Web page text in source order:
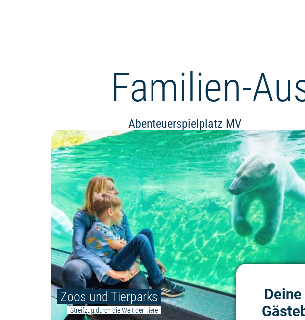
Familien-
Abenteuerspielplatz MV
Zoos und Tierparks
Streifzug durch die Welt der Tiere